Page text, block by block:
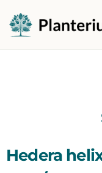
Hedera